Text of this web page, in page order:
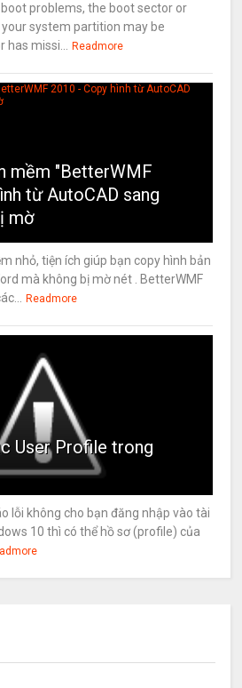
problems, the boot sector or
system partition may be
has missi... Readmore
mềm "BetterWMF
từ AutoCAD sang
mờ
nhỏ, tiện ích giúp bạn copy hình bản
mà không bị mờ nét . BetterWMF
Readmore
User Profile trong
lỗi không cho bạn đăng nhập vào tài
10 thì có thể hồ sơ (profile) của